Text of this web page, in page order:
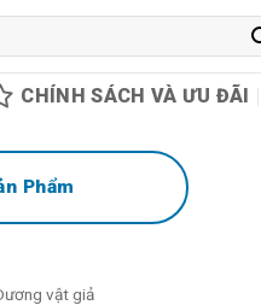
CHÍNH SÁCH VÀ ƯU ĐÃI
Phẩm
vật giả